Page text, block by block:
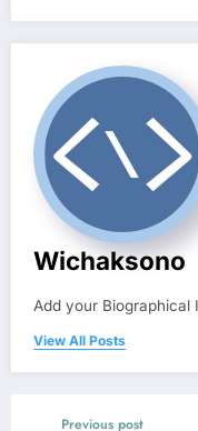
Wichaksono
Add your Biographical
View All Posts
Previous post